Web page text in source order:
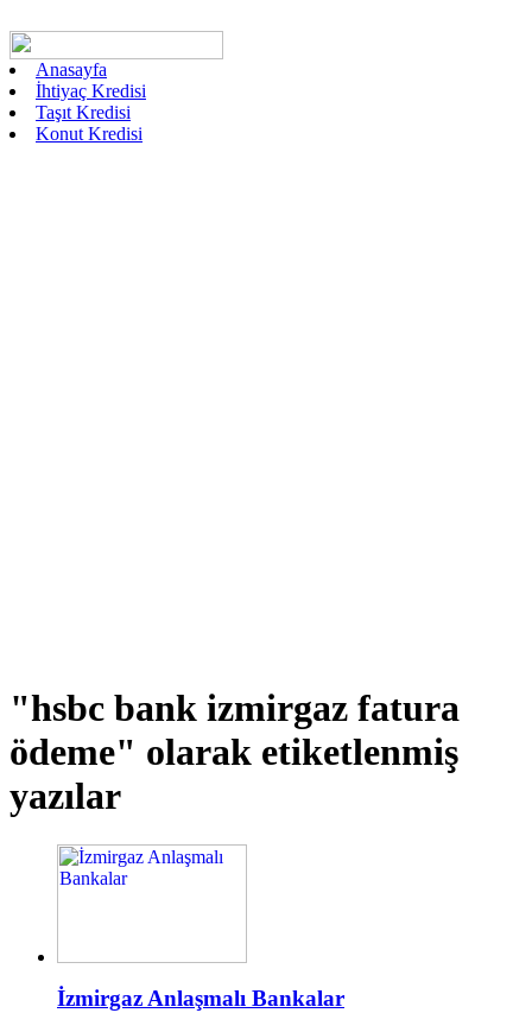
Anasayfa
İhtiyaç Kredisi
Taşıt Kredisi
Konut Kredisi
"hsbc bank izmirgaz fatura
ödeme" olarak etiketlenmiş
yazılar
İzmirgaz Anlaşmalı Bankalar